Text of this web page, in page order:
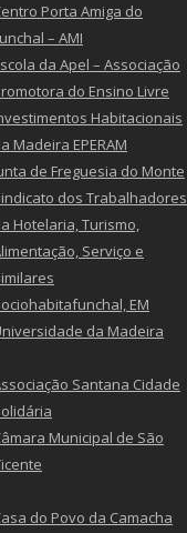
Porta Amiga do
– AMI
da Apel – Associação
do Ensino Livre
Habitacionais
Madeira EPERAM
de Freguesia do Monte
dos Trabalhadores
Hotelaria, Turismo,
Serviço e
EM
da Madeira
Santana Cidade
Municipal de São
do Povo da Camacha